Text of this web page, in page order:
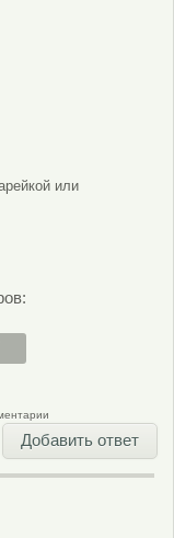
или
Добавить ответ